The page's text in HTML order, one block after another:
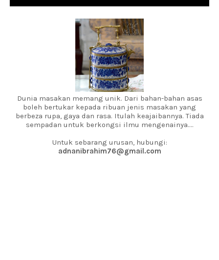
Dunia masakan memang unik. Dari bahan-bahan asas
boleh bertukar kepada ribuan jenis masakan yang
berbeza rupa, gaya dan rasa. Itulah keajaibannya. Tiada
sempadan untuk berkongsi ilmu mengenainya....
Untuk sebarang urusan, hubungi:
adnanibrahim76@gmail.com